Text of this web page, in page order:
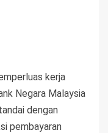
kerja
Negara Malaysia
dengan
pembayaran